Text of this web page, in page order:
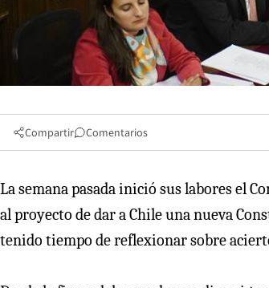
Compartir Comentarios
La semana pasada inició sus labores el
al proyecto de dar a Chile una nueva
tenido tiempo de reflexionar sobre